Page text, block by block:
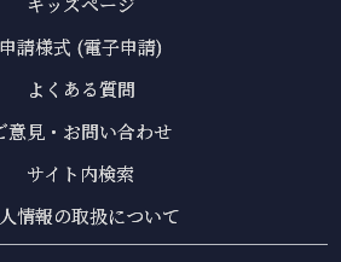
申請様式 (電子申請)
よくある質問
意見・お問い合わせ
サイト内検索
情報の取扱について